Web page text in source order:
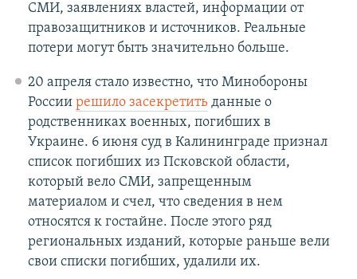
СМИ, заявлениях властей, информации от
правозащитников и источников. Реальные
потери могут быть значительно больше.
20 апреля стало известно, что Минобороны
России решило засекретитьданные о
родственниках военных, погибших в
Украине. 6 июня суд в Калининграде признал
список погибших из Псковской области,
который вело СМИ, запрещенным
материалом и счел, что сведения в нем
относятся к гостайне. После этого ряд
региональных изданий, которые раньше вели
свои списки погибших, удалили их.